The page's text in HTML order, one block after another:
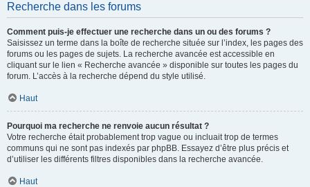
Recherche dans les forums
Comment puis-je effectuer une recherche dans un ou des forums ?
Saisissez un terme dans la boîte de recherche située sur l’index, les pages des
forums ou les pages de sujets. La recherche avancée est accessible en
cliquant sur le lien « Recherche avancée » disponible sur toutes les pages du
forum. L’accès à la recherche dépend du style utilisé.
Haut
Pourquoi ma recherche ne renvoie aucun résultat ?
Votre recherche était probablement trop vague ou incluait trop de termes
communs qui ne sont pas indexés par phpBB. Essayez d’être plus précis et
d’utiliser les différents filtres disponibles dans la recherche avancée.
Haut